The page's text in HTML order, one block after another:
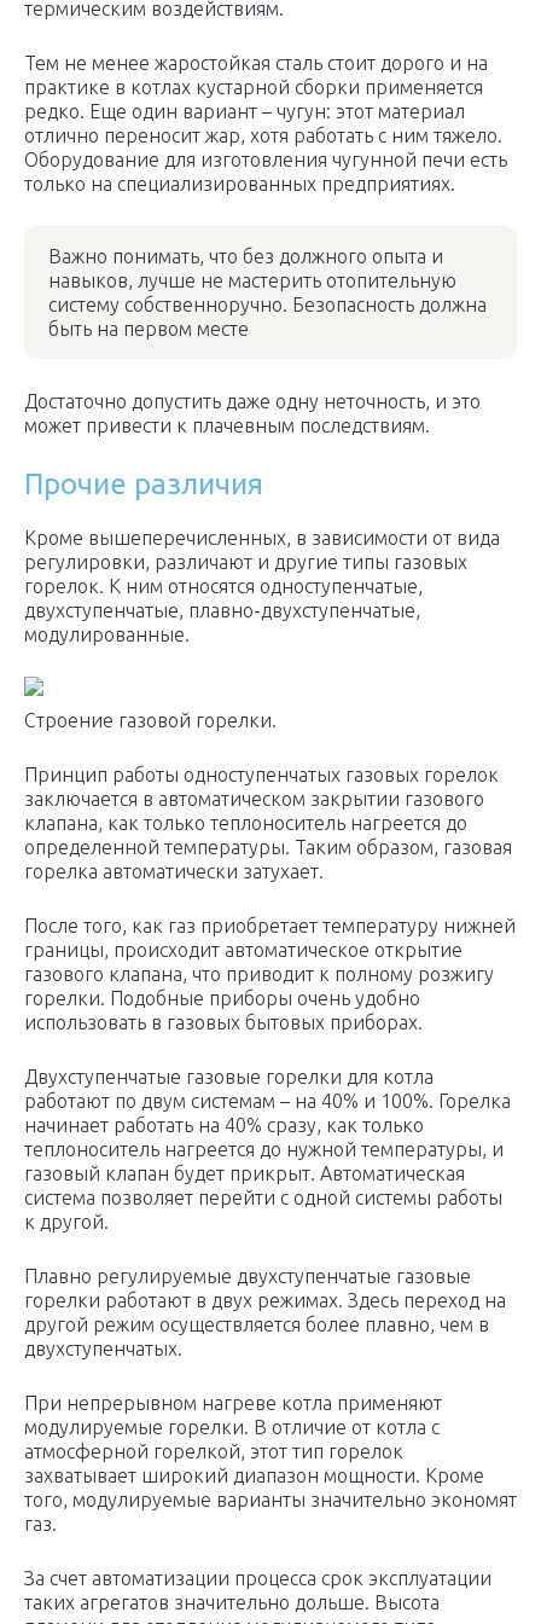
термическим воздействиям.
Тем не менее жаростойкая сталь стоит дорого и на
практике в котлах кустарной сборки применяется
редко. Еще один вариант – чугун: этот материал
отлично переносит жар, хотя работать с ним тяжело.
Оборудование для изготовления чугунной печи есть
только на специализированных предприятиях.
Важно понимать, что без должного опыта и
навыков, лучше не мастерить отопительную
систему собственноручно. Безопасность должна
быть на первом месте
Достаточно допустить даже одну неточность, и это
может привести к плачевным последствиям.
Прочие различия
Кроме вышеперечисленных, в зависимости от вида
регулировки, различают и другие типы газовых
горелок. К ним относятся одноступенчатые,
двухступенчатые, плавно-двухступенчатые,
модулированные.
Строение газовой горелки.
Принцип работы одноступенчатых газовых горелок
заключается в автоматическом закрытии газового
клапана, как только теплоноситель нагреется до
определенной температуры. Таким образом, газовая
горелка автоматически затухает.
После того, как газ приобретает температуру нижней
границы, происходит автоматическое открытие
газового клапана, что приводит к полному розжигу
горелки. Подобные приборы очень удобно
использовать в газовых бытовых приборах.
Двухступенчатые газовые горелки для котла
работают по двум системам – на 40% и 100%. Горелка
начинает работать на 40% сразу, как только
теплоноситель нагреется до нужной температуры, и
газовый клапан будет прикрыт. Автоматическая
система позволяет перейти с одной системы работы
к другой.
Плавно регулируемые двухступенчатые газовые
горелки работают в двух режимах. Здесь переход на
другой режим осуществляется более плавно, чем в
двухступенчатых.
При непрерывном нагреве котла применяют
модулируемые горелки. В отличие от котла с
атмосферной горелкой, этот тип горелок
захватывает широкий диапазон мощности. Кроме
того, модулируемые варианты значительно экономят
газ.
За счет автоматизации процесса срок эксплуатации
таких агрегатов значительно дольше. Высота